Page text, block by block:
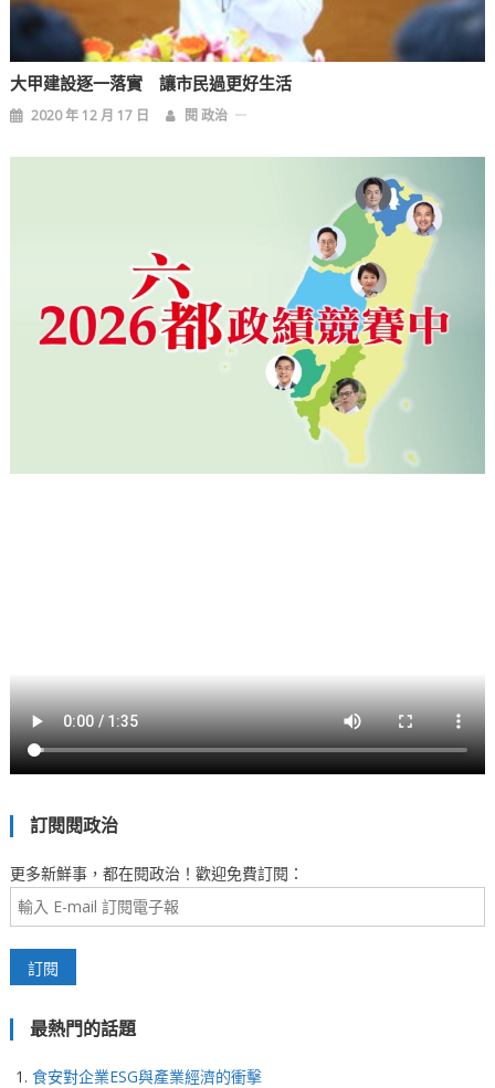
大甲建設逐一落實 讓市民過更好生活
2020 年 12 月 17 日 閱 政治
訂閱閱政治
更多新鮮事，都在閱政治！歡迎免費訂閱：
最熱門的話題
食安對企業ESG與產業經濟的衝擊